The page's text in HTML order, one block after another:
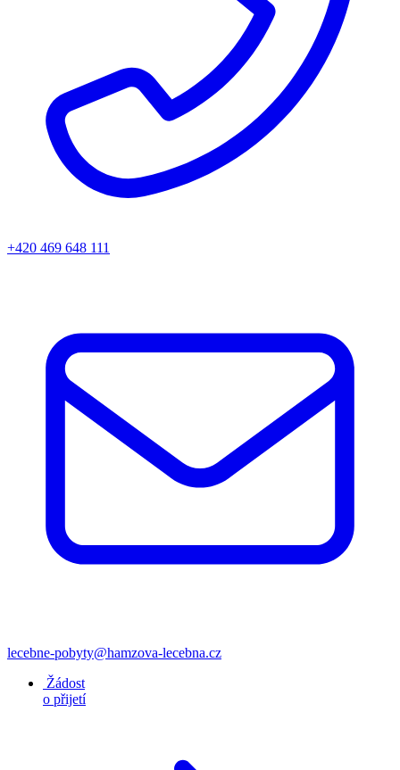
+420 469 648 111
lecebne-pobyty@hamzova-lecebna.cz
Žádost
o přijetí